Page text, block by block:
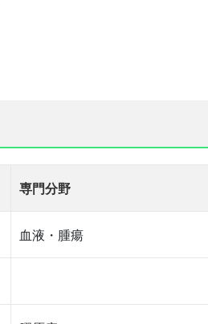
専門分野
血液・腫瘍